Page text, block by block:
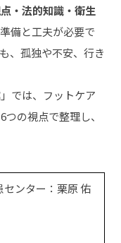
・法的知識・衛生
備と工夫が必要で
、孤独や不安、行き
では、フットケア
の視点で整理し、
センター：栗原 佑